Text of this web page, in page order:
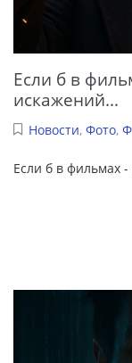
Если б в
искажений...
Новости, Фото,
Если б в фильмах